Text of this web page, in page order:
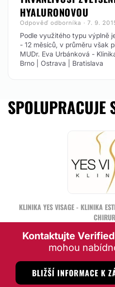
HYALURONOVOU
Odpověď odborníka · 7. 9.
Podle využitého typu výplně
- 12 měsíců, v průměru však
MUDr. Eva Urbánková -
Brno | Ostrava | Bratislava
SPOLUPRACUJE
KLINIKA YES VISAGE - KLINIKA
Kontaktujte
mohou
BLIŽŠÍ INFORMACE K